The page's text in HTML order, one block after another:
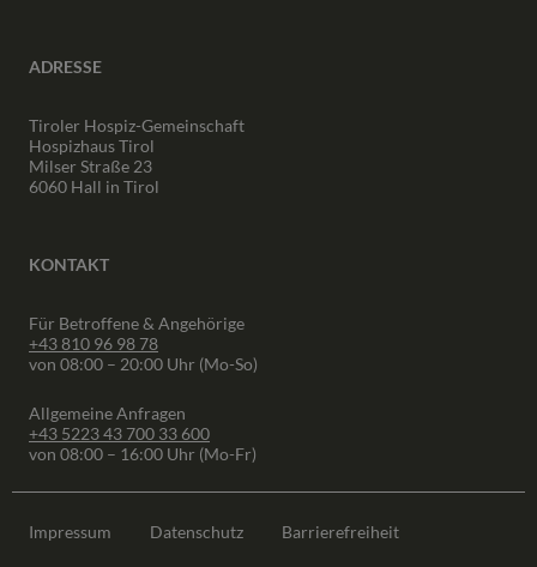
ADRESSE
Tiroler Hospiz-Gemeinschaft
Hospizhaus Tirol
Milser Straße 23
6060 Hall in Tirol
KONTAKT
Für Betroffene & Angehörige
+43 810 96 98 78
von 08:00 – 20:00 Uhr (Mo-So)
Allgemeine Anfragen
+43 5223 43 700 33 600
von 08:00 – 16:00 Uhr (Mo-Fr)
Impressum Datenschutz Barrierefreiheit